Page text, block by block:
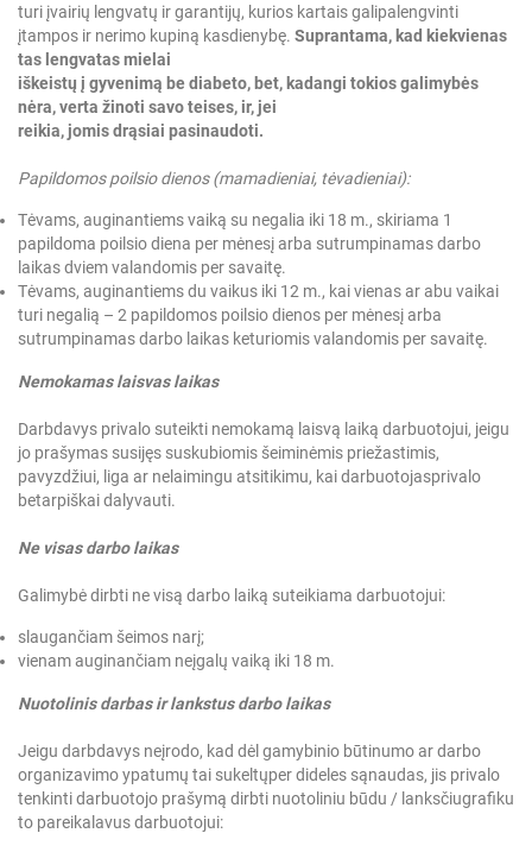
turi įvairių lengvatų ir garantijų, kurios kartais galipalengvinti
įtampos ir nerimo kupiną kasdienybę. Suprantama, kad kiekvienas
tas lengvatas mielai
iškeistų į gyvenimą be diabeto, bet, kadangi tokios galimybės
nėra, verta žinoti savo teises, ir, jei
reikia, jomis drąsiai pasinaudoti.
Papildomos poilsio dienos (mamadieniai, tėvadieniai):
Tėvams, auginantiems vaiką su negalia iki 18 m., skiriama 1
papildoma poilsio diena per mėnesį arba sutrumpinamas darbo
laikas dviem valandomis per savaitę.
Tėvams, auginantiems du vaikus iki 12 m., kai vienas ar abu vaikai
turi negalią – 2 papildomos poilsio dienos per mėnesį arba
sutrumpinamas darbo laikas keturiomis valandomis per savaitę.
Nemokamas laisvas laikas
Darbdavys privalo suteikti nemokamą laisvą laiką darbuotojui, jeigu
jo prašymas susijęs suskubiomis šeiminėmis priežastimis,
pavyzdžiui, liga ar nelaimingu atsitikimu, kai darbuotojasprivalo
betarpiškai dalyvauti.
Ne visas darbo laikas
Galimybė dirbti ne visą darbo laiką suteikiama darbuotojui:
slaugančiam šeimos narį;
vienam auginančiam neįgalų vaiką iki 18 m.
Nuotolinis darbas ir lankstus darbo laikas
Jeigu darbdavys neįrodo, kad dėl gamybinio būtinumo ar darbo
organizavimo ypatumų tai sukeltųper dideles sąnaudas, jis privalo
tenkinti darbuotojo prašymą dirbti nuotoliniu būdu / lanksčiugrafiku
to pareikalavus darbuotojui: